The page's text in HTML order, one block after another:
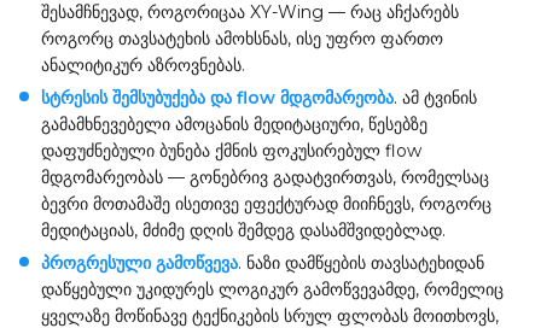
შესამჩნევად, როგორიცაა XY-Wing — რაც აჩქარებს
როგორც თავსატეხის ამოხსნას, ისე უფრო ფართო
ანალიტიკურ აზროვნებას.
სტრესის შემსუბუქება და flow მდგომარეობა. ამ ტვინის
გამამხნევებელი ამოცანის მედიტაციური, წესებზე
დაფუძნებული ბუნება ქმნის ფოკუსირებულ flow
მდგომარეობას — გონებრივ გადატვირთვას, რომელსაც
ბევრი მოთამაშე ისეთივე ეფექტურად მიიჩნევს, როგორც
მედიტაციას, მძიმე დღის შემდეგ დასამშვიდებლად.
პროგრესული გამოწვევა. ნაზი დამწყების თავსატეხიდან
დაწყებული უკიდურეს ლოგიკურ გამოწვევამდე, რომელიც
ყველაზე მოწინავე ტექნიკების სრულ ფლობას მოითხოვს,